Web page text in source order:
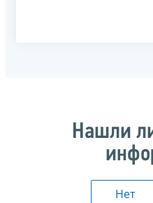
Нашли
Нет